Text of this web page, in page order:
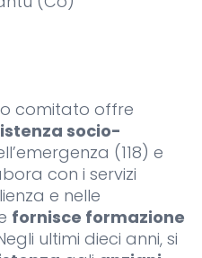
comitato offre
socio-
(118) e
con i servizi
e nelle
fornisce formazione
ultimi dieci anni, si